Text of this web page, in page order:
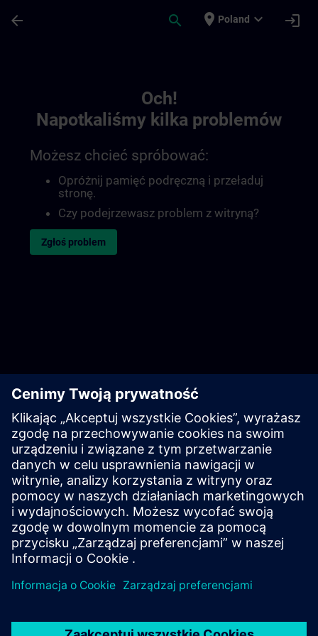
arrow_back search place Poland expand_more login
Och!
Napotkaliśmy kilka problemów
Możesz chcieć spróbować:
Opróżnij pamięć podręczną i przeładuj
stronę.
Czy podejrzewasz problem z witryną?
Zgłoś problem